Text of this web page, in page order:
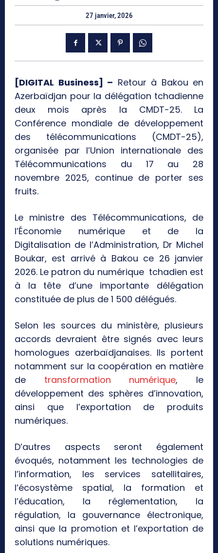
27 janvier, 2026
[DIGITAL Business] – Retour à Bakou en
Azerbaïdjan pour la délégation tchadienne
deux mois après la CMDT-25. La
Conférence mondiale de développement
des télécommunications (CMDT-25),
organisée par l’Union internationale des
Télécommunications du 17 au 28
novembre 2025, continue de porter ses
fruits.
Le ministre des Télécommunications, de
l’Économie numérique et de la
Digitalisation de l’Administration, Dr Michel
Boukar, est arrivé à Bakou ce 26 janvier
2026. Le patron du numérique tchadien est
à la tête d’une importante délégation
constituée de plus de 1 500 délégués.
Selon les sources du ministère, plusieurs
accords devraient être signés avec leurs
homologues azerbaïdjanaises. Ils portent
notamment sur la coopération en matière
de transformation numérique, le
développement des sphères d’innovation,
ainsi que l’exportation de produits
numériques.
D’autres aspects seront également
évoqués, notamment les technologies de
l’information, les services satellitaires,
l’écosystème spatial, la formation et
l’éducation, la réglementation, la
régulation, la gouvernance électronique,
ainsi que la promotion et l’exportation de
solutions numériques.